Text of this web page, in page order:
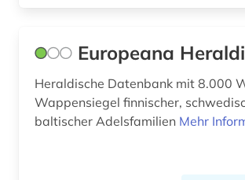
Europeana
Heraldische Datenbank mit 8.000
Wappensiegel finnischer,
baltischer Adelsfamilien Mehr